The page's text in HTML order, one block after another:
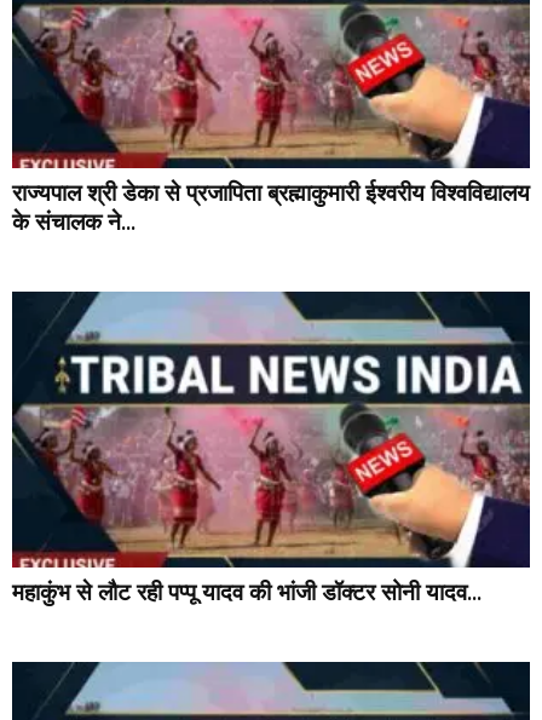
राज्यपाल श्री डेका से प्रजापिता ब्रह्माकुमारी ईश्वरीय विश्वविद्यालय
के संचालक ने...
महाकुंभ से लौट रही पप्पू यादव की भांजी डॉक्टर सोनी यादव...